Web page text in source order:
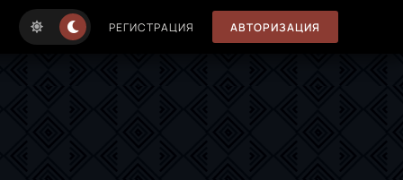
РЕГИСТРАЦИЯ АВТОРИЗАЦИЯ